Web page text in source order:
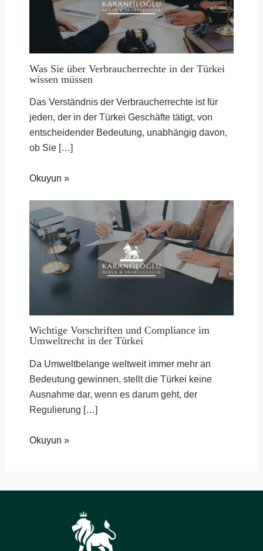
Was Sie über Verbraucherrechte in der Türkei
wissen müssen
Das Verständnis der Verbraucherrechte ist für
jeden, der in der Türkei Geschäfte tätigt, von
entscheidender Bedeutung, unabhängig davon,
ob Sie […]
Okuyun »
Wichtige Vorschriften und Compliance im
Umweltrecht in der Türkei
Da Umweltbelange weltweit immer mehr an
Bedeutung gewinnen, stellt die Türkei keine
Ausnahme dar, wenn es darum geht, der
Regulierung […]
Okuyun »